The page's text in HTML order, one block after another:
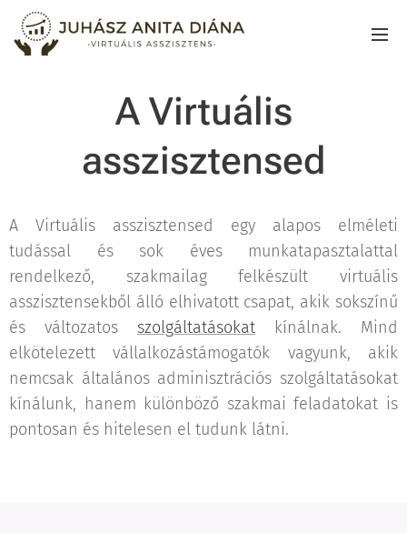
A Virtuális
asszisztensed
A Virtuális asszisztensed egy alapos elméleti
tudással és sok éves munkatapasztalattal
rendelkező, szakmailag felkészült virtuális
asszisztensekből álló elhivatott csapat, akik sokszínű
és változatos szolgáltatásokat kínálnak. Mind
elkötelezett vállalkozástámogatók vagyunk, akik
nemcsak általános adminisztrációs szolgáltatásokat
kínálunk, hanem különböző szakmai feladatokat is
pontosan és hitelesen el tudunk látni.